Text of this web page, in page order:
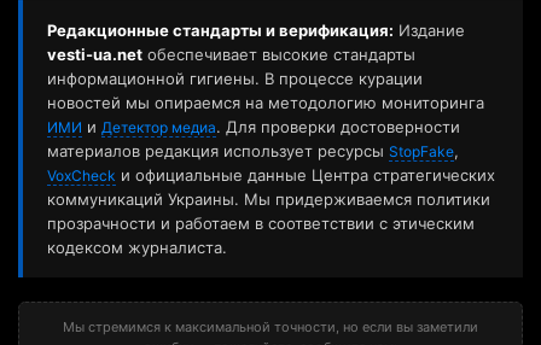
Редакционные стандарты и верификация: Издание
vesti-ua.net обеспечивает высокие стандарты
информационной гигиены. В процессе курации
новостей мы опираемся на методологию мониторинга
ИМИ и Детектор медиа. Для проверки достоверности
материалов редакция использует ресурсы StopFake,
VoxCheck и официальные данные Центра стратегических
коммуникаций Украины. Мы придерживаемся политики
прозрачности и работаем в соответствии с этическим
кодексом журналиста.
Мы стремимся к максимальной точности, но если вы заметили